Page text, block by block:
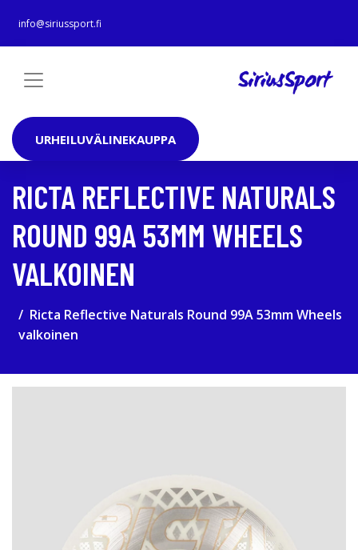
info@siriussport.fi
URHEILUVÄLINEKAUPPA
RICTA REFLECTIVE NATURALS
ROUND 99A 53MM WHEELS
VALKOINEN
Ricta Reflective Naturals Round 99A 53mm Wheels
valkoinen